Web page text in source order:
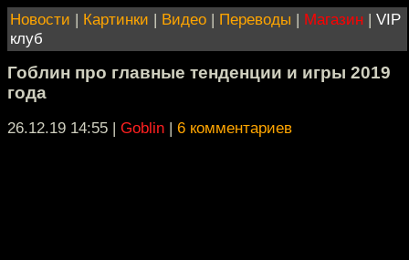
Новости | Картинки | Видео | Переводы | Магазин | VIP
клуб
Гоблин про главные тенденции и игры 2019
года
26.12.19 14:55 | Goblin | 6 комментариев